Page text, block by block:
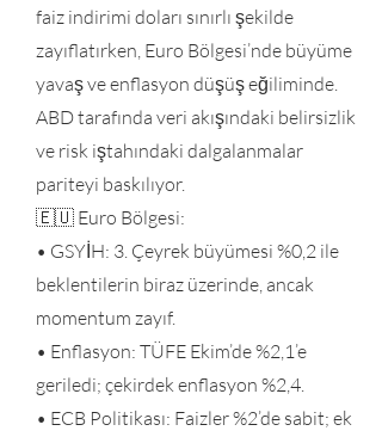
faiz indirimi doları sınırlı şekilde
zayıflatırken, Euro Bölgesi’nde büyüme
yavaş ve enflasyon düşüş eğiliminde.
ABD tarafında veri akışındaki belirsizlik
ve risk iştahındaki dalgalanmalar
pariteyi baskılıyor.
🇪🇺 Euro Bölgesi:
• GSYİH: 3. Çeyrek büyümesi %0,2 ile
beklentilerin biraz üzerinde, ancak
momentum zayıf.
• Enflasyon: TÜFE Ekim’de %2,1’e
geriledi; çekirdek enflasyon %2,4.
• ECB Politikası: Faizler %2’de sabit; ek